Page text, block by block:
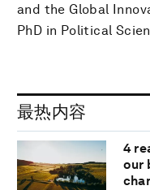
and the Global
PhD in Political
最热内容
4
our